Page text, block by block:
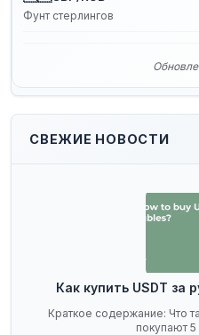
Фунт стерлингов
СВЕЖИЕ НОВОСТИ
Как купить USDT за
Краткое содержание: Что
покупают